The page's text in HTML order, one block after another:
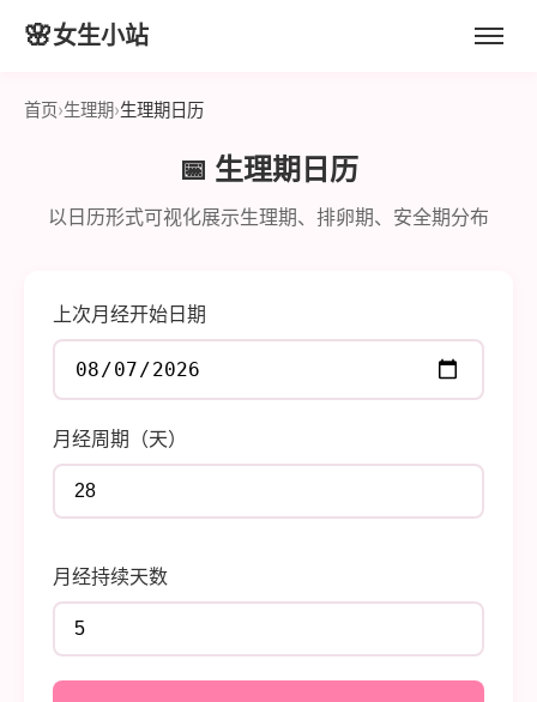
🌸女生小站
首页›生理期›生理期日历
📅 生理期日历
以日历形式可视化展示生理期、排卵期、安全期分布
上次月经开始日期
月经周期（天）
月经持续天数